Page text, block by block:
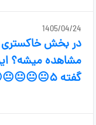
1405/04/24
در بخش خاکستری
گفته ۵😐😐😐😐😐